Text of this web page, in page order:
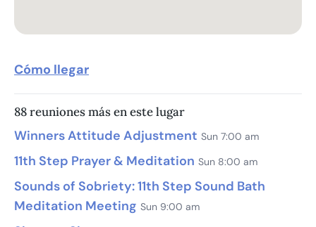
Cómo llegar
88 reuniones más en este lugar
Winners Attitude Adjustment Sun 7:00 am
11th Step Prayer & Meditation Sun 8:00 am
Sounds of Sobriety: 11th Step Sound Bath
Meditation Meeting Sun 9:00 am